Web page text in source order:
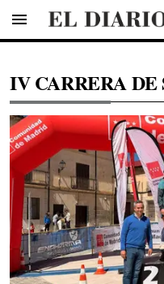
menu
IV CARRERA DE